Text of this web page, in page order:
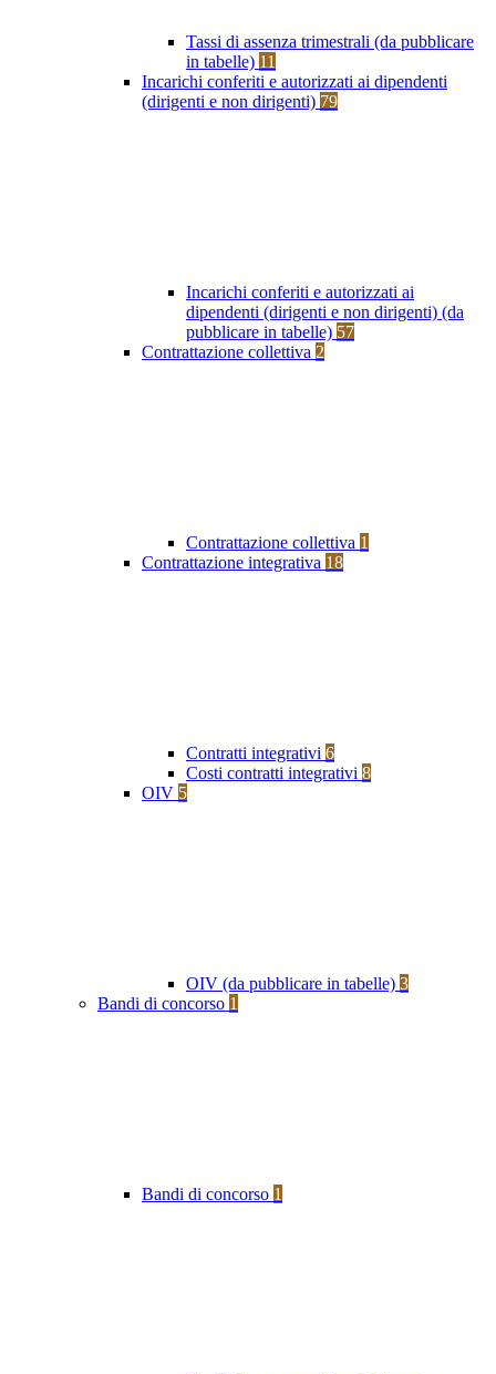
Tassi di assenza trimestrali (da pubblicare
in tabelle) 11
Incarichi conferiti e autorizzati ai dipendenti
(dirigenti e non dirigenti) 79
Incarichi conferiti e autorizzati ai
dipendenti (dirigenti e non dirigenti) (da
pubblicare in tabelle) 57
Contrattazione collettiva 2
Contrattazione collettiva 1
Contrattazione integrativa 18
Contratti integrativi 6
Costi contratti integrativi 8
OIV 5
OIV (da pubblicare in tabelle) 3
Bandi di concorso 1
Bandi di concorso 1